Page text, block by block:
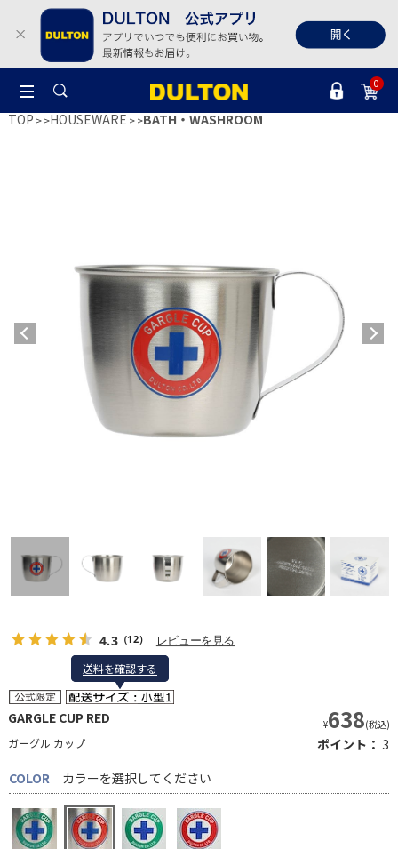
0
TOP >HOUSEWARE >BATH・WASHROOM
4.3（12） レビューを見る
送料を確認する
送料を確認する
GARGLE CUP RED
ガーグル カップ
¥638(税込)
ポイント： 3
COLOR
カラーを選択してください